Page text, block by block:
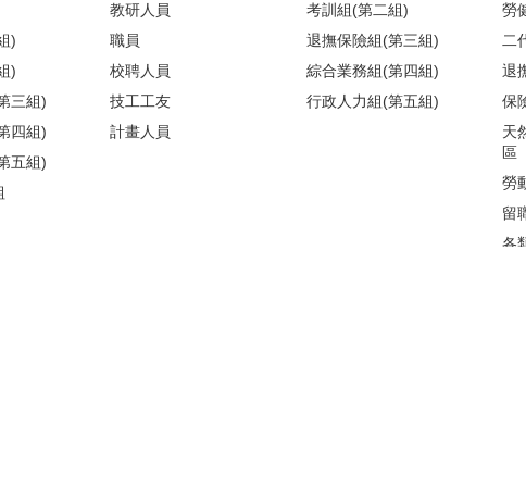
)
)
三組)
四組)
五組)
教研人員
職員
校聘人員
技工工友
計畫人員
考訓組(第二組)
退撫保險組(第三組)
綜合業務組(第四組)
行政人力組(第五組)
勞
二
退
保
天
區
勞
留
各